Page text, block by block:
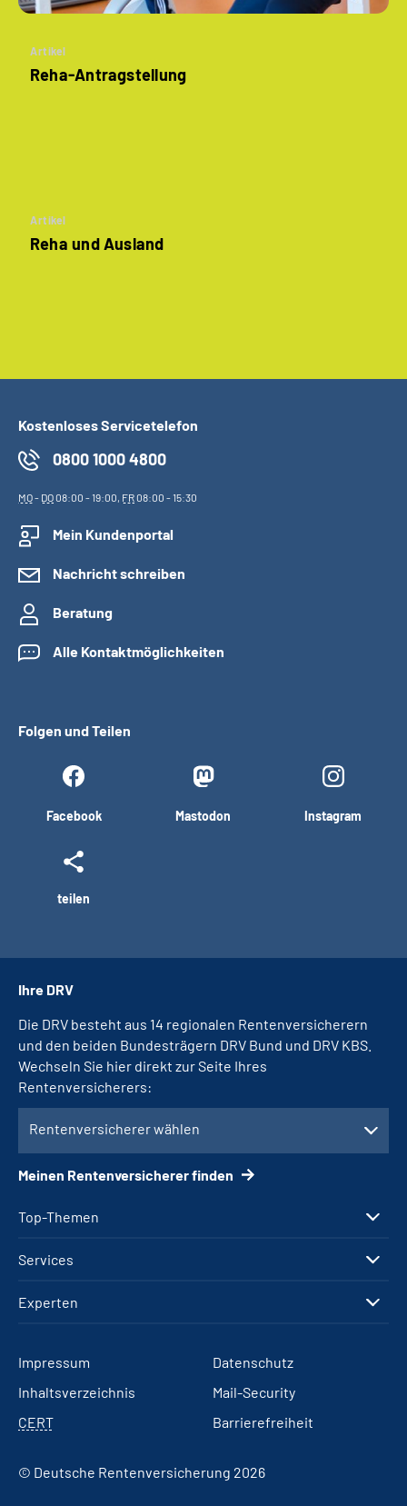
Artikel
Reha-Antragstellung
Artikel
Reha und Ausland
Kostenloses Servicetelefon
0800 1000 4800
MO- DO08:00 - 19:00, FR08:00 - 15:30
Mein Kundenportal
Nachricht schreiben
Beratung
Alle Kontaktmöglichkeiten
Folgen und Teilen
Facebook Mastodon Instagram
teilen
Top-Themen
Services
Experten
Ihre DRV
Die DRV besteht aus 14 regionalen Rentenversicherern
und den beiden Bundesträgern DRV Bund und DRV KBS.
Wechseln Sie hier direkt zur Seite Ihres
Rentenversicherers:
Rentenversicherer wählen
Meinen Rentenversicherer finden
Impressum
Datenschutz
Inhaltsverzeichnis
Mail-Security
CERT
Barrierefreiheit
© Deutsche Rentenversicherung 2026